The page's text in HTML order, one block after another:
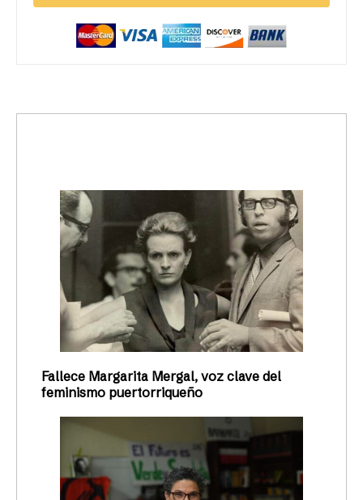
Fallece Margarita Mergal, voz clave del
feminismo puertorriqueño